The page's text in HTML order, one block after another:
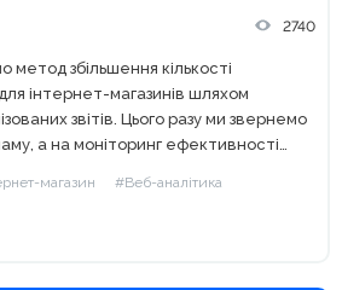
2740
метод збільшення кількості
інтернет-магазинів шляхом
звітів. Цього разу ми звернемо
а на моніторинг ефективності
магазин #Веб-аналітика